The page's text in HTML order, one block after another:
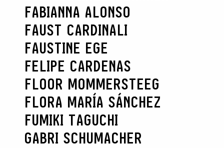
FABIANNA ALONSO
FAUST CARDINALI
FAUSTINE EGE
FELIPE CARDENAS
FLOOR MOMMERSTEEG
FLORA MARÍA SÁNCHEZ
FUMIKI TAGUCHI
GABRI SCHUMACHER